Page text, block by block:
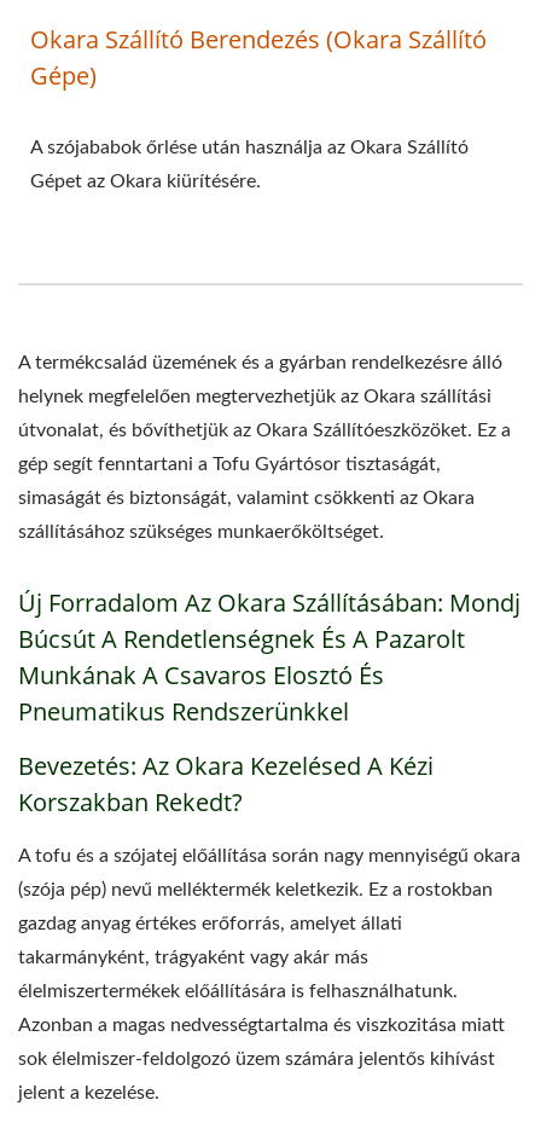
Okara Szállító Berendezés (Okara Szállító
Gépe)
A szójababok őrlése után használja az Okara Szállító
Gépet az Okara kiürítésére.
A termékcsalád üzemének és a gyárban rendelkezésre álló
helynek megfelelően megtervezhetjük az Okara szállítási
útvonalat, és bővíthetjük az Okara Szállítóeszközöket. Ez a
gép segít fenntartani a Tofu Gyártósor tisztaságát,
simaságát és biztonságát, valamint csökkenti az Okara
szállításához szükséges munkaerőköltséget.
Új Forradalom Az Okara Szállításában: Mondj
Búcsút A Rendetlenségnek És A Pazarolt
Munkának A Csavaros Elosztó És
Pneumatikus Rendszerünkkel
Bevezetés: Az Okara Kezelésed A Kézi
Korszakban Rekedt?
A tofu és a szójatej előállítása során nagy mennyiségű okara
(szója pép) nevű melléktermék keletkezik. Ez a rostokban
gazdag anyag értékes erőforrás, amelyet állati
takarmányként, trágyaként vagy akár más
élelmiszertermékek előállítására is felhasználhatunk.
Azonban a magas nedvességtartalma és viszkozitása miatt
sok élelmiszer-feldolgozó üzem számára jelentős kihívást
jelent a kezelése.